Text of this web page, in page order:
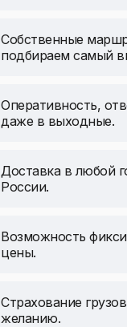
Собственные
подбираем самый
Страхование
желанию.
Доставка в любой
России.
Возможность
цены.
Оперативность,
даже в выходные.